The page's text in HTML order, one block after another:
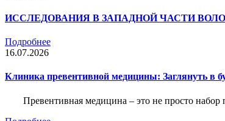
ИССЛЕДОВАНИЯ В ЗАПАДНОЙ ЧАСТИ
Подробнее
16.07.2026
Клиника превентивной медицины: Заглянуть в
Превентивная медицина – это не просто